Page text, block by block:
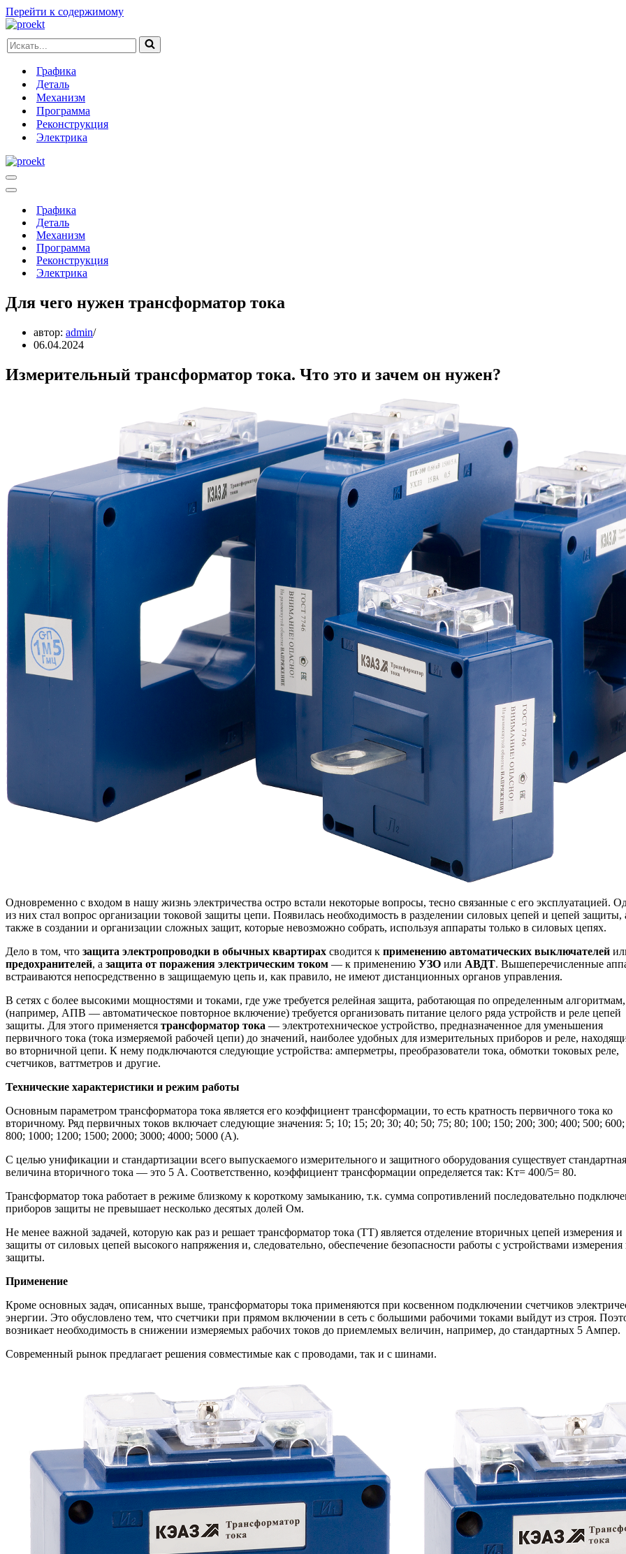
Перейти к содержимому
Искать...
Графика
Деталь
Механизм
Программа
Реконструкция
Электрика
Меню
навигации
Меню
навигацииГрафика
Деталь
Механизм
Программа
Реконструкция
Электрика
Для чего нужен трансформатор тока
автор: admin
06.04.2024
Измерительный трансформатор тока. Что это и зачем он нужен?
Одновременно с входом в нашу жизнь электричества остро встали некоторые вопросы, тесно связанные с его эксплуатацией.
из них стал вопрос организации токовой защиты цепи. Появилась необходимость в разделении силовых цепей и цепей защиты,
также в создании и организации сложных защит, которые невозможно собрать, используя аппараты только в силовых цепях.
Дело в том, что защита электропроводки в обычных квартирах сводится к применению автоматических выключателей
предохранителей, а защита от поражения электрическим током — к применению УЗО или АВДТ. Вышеперечисленные
встраиваются непосредственно в защищаемую цепь и, как правило, не имеют дистанционных органов управления.
В сетях с более высокими мощностями и токами, где уже требуется релейная защита, работающая по определенным алгоритмам,
(например, АПВ — автоматическое повторное включение) требуется организовать питание целого ряда устройств и реле цепей
защиты. Для этого применяется трансформатор тока — электротехническое устройство, предназначенное для уменьшения
первичного тока (тока измеряемой рабочей цепи) до значений, наиболее удобных для измерительных приборов и реле,
во вторничной цепи. К нему подключаются следующие устройства: амперметры, преобразователи тока, обмотки токовых реле,
счетчиков, ваттметров и другие.
Технические характеристики и режим работы
Основным параметром трансформатора тока является его коэффициент трансформации, то есть кратность первичного тока ко
вторичному. Ряд первичных токов включает следующие значения: 5; 10; 15; 20; 30; 40; 50; 75; 80; 100; 150; 200; 300; 400; 500;
800; 1000; 1200; 1500; 2000; 3000; 4000; 5000 (А).
С целью унификации и стандартизации всего выпускаемого измерительного и защитного оборудования существует стандартная
величина вторичного тока — это 5 А. Соответственно, коэффициент трансформации определяется так: Kт= 400/5= 80.
Трансформатор тока работает в режиме близкому к короткому замыканию, т.к. сумма сопротивлений последовательно
приборов защиты не превышает несколько десятых долей Ом.
Не менее важной задачей, которую как раз и решает трансформатор тока (ТТ) является отделение вторичных цепей измерения и
защиты от силовых цепей высокого напряжения и, следовательно, обеспечение безопасности работы с устройствами измерения
защиты.
Применение
Кроме основных задач, описанных выше, трансформаторы тока применяются при косвенном подключении счетчиков
энергии. Это обусловлено тем, что счетчики при прямом включении в сеть с большими рабочими токами выйдут из строя.
возникает необходимость в снижении измеряемых рабочих токов до приемлемых величин, например, до стандартных 5 Ампер.
Современный рынок предлагает решения совместимые как с проводами, так и с шинами.